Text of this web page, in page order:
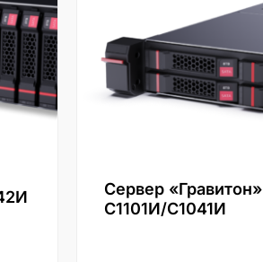
Сервер «Гравитон»
С1101И/С1041И